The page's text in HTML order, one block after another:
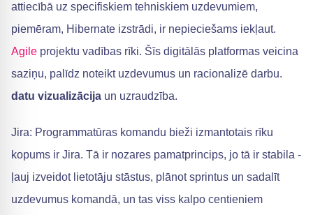
attiecībā uz specifiskiem tehniskiem uzdevumiem,
piemēram, Hibernate izstrādi, ir nepieciešams iekļaut.
Agile projektu vadības rīki. Šīs digitālās platformas veicina
saziņu, palīdz noteikt uzdevumus un racionalizē darbu.
datu vizualizācija un uzraudzība.
Jira: Programmatūras komandu bieži izmantotais rīku
kopums ir Jira. Tā ir nozares pamatprincips, jo tā ir stabila -
ļauj izveidot lietotāju stāstus, plānot sprintus un sadalīt
uzdevumus komandā, un tas viss kalpo centieniem